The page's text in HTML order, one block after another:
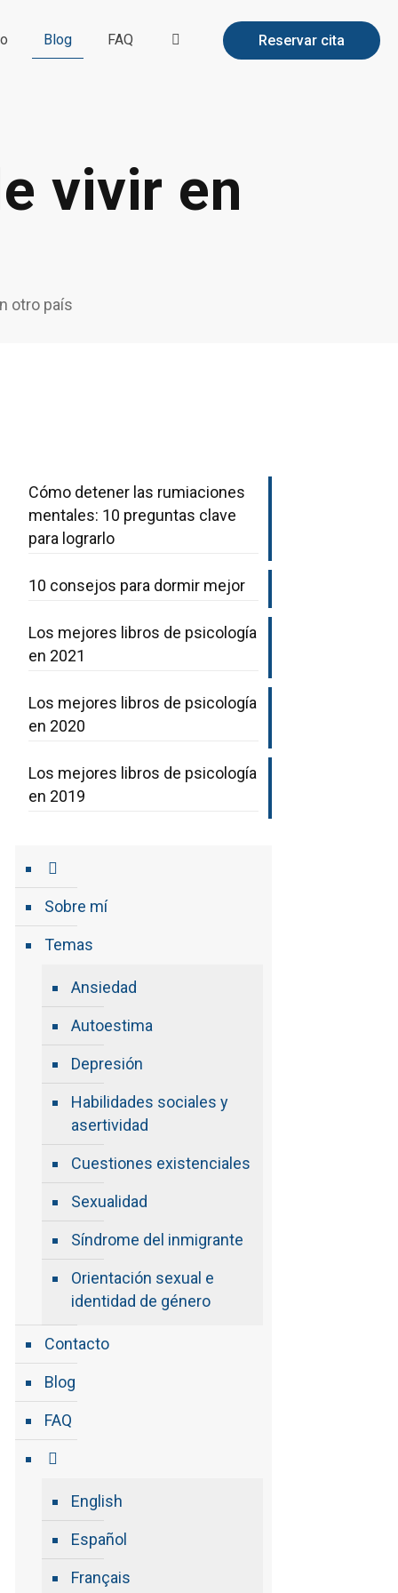
Blog FAQ Reservar cita
vivir en
otro país
Cómo detener las rumiaciones
mentales: 10 preguntas clave
para lograrlo
10 consejos para dormir mejor
Los mejores libros de psicología
en 2021
Los mejores libros de psicología
en 2020
Los mejores libros de psicología
en 2019
Sobre mí
Temas
Ansiedad
Autoestima
Depresión
Habilidades sociales y
asertividad
Cuestiones existenciales
Sexualidad
Síndrome del inmigrante
Orientación sexual e
identidad de género
Contacto
Blog
FAQ
English
Español
Français